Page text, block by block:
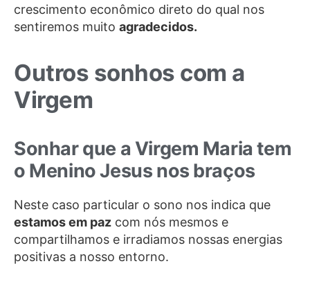
crescimento econômico direto do qual nos
sentiremos muito agradecidos.
Outros sonhos com a
Virgem
Sonhar que a Virgem Maria tem
o Menino Jesus nos braços
Neste caso particular o sono nos indica que
estamos em paz com nós mesmos e
compartilhamos e irradiamos nossas energias
positivas a nosso entorno.